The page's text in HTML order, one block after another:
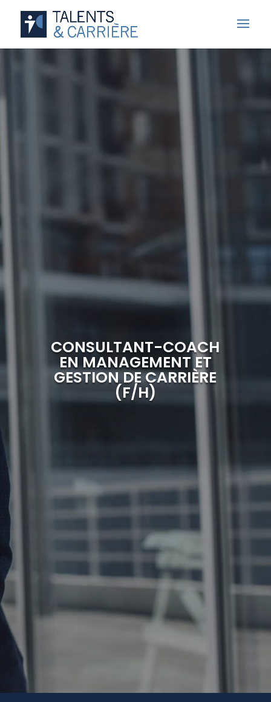
CONSULTANT-COACH
EN MANAGEMENT ET
GESTION DE CARRIÈRE
(F/H)